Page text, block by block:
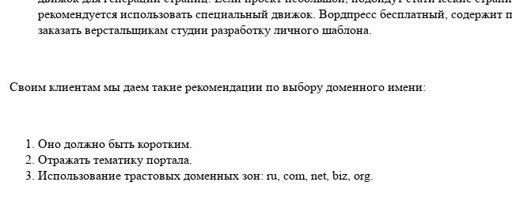
рекомендуется использовать специальный движок. Вордпресс бесплатный,
заказать верстальщикам студии разработку личного шаблона.
Своим клиентам мы даем такие рекомендации по выбору доменного имени:
Оно должно быть коротким.
Отражать тематику портала.
Использование трастовых доменных зон: ru, com, net, biz, org.